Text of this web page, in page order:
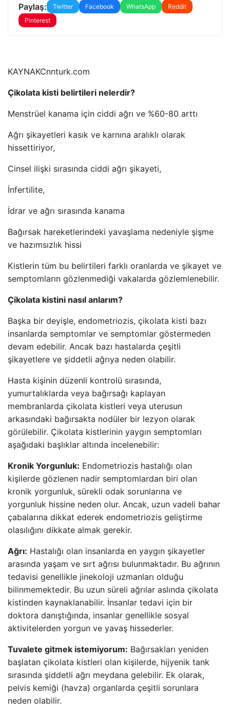
Paylaş: Twitter Facebook WhatsApp
Reddit
Pinterest
KAYNAKCnnturk.com
Çikolata kisti belirtileri nelerdir?
Menstrüel kanama için ciddi ağrı ve %60-80 arttı
Ağrı şikayetleri kasık ve karnına aralıklı olarak
hissettiriyor,
Cinsel ilişki sırasında ciddi ağrı şikayeti,
İnfertilite,
İdrar ve ağrı sırasında kanama
Bağırsak hareketlerindeki yavaşlama nedeniyle şişme
ve hazımsızlık hissi
Kistlerin tüm bu belirtileri farklı oranlarda ve şikayet ve
semptomların gözlenmediği vakalarda gözlemlenebilir.
Çikolata kistini nasıl anlarım?
Başka bir deyişle, endometriozis, çikolata kisti bazı
insanlarda semptomlar ve semptomlar göstermeden
devam edebilir. Ancak bazı hastalarda çeşitli
şikayetlere ve şiddetli ağrıya neden olabilir.
Hasta kişinin düzenli kontrolü sırasında,
yumurtalıklarda veya bağırsağı kaplayan
membranlarda çikolata kistleri veya uterusun
arkasındaki bağırsakta nodüler bir lezyon olarak
görülebilir. Çikolata kistlerinin yaygın semptomları
aşağıdaki başlıklar altında incelenebilir:
Kronik Yorgunluk: Endometriozis hastalığı olan
kişilerde gözlenen nadir semptomlardan biri olan
kronik yorgunluk, sürekli odak sorunlarına ve
yorgunluk hissine neden olur. Ancak, uzun vadeli bahar
çabalarına dikkat ederek endometriozis geliştirme
olasılığını dikkate almak gerekir.
Ağrı: Hastalığı olan insanlarda en yaygın şikayetler
arasında yaşam ve sırt ağrısı bulunmaktadır. Bu ağrının
tedavisi genellikle jinekoloji uzmanları olduğu
bilinmemektedir. Bu uzun süreli ağrılar aslında çikolata
kistinden kaynaklanabilir. İnsanlar tedavi için bir
doktora danıştığında, insanlar genellikle sosyal
aktivitelerden yorgun ve yavaş hissederler.
Tuvalete gitmek istemiyorum: Bağırsakları yeniden
başlatan çikolata kistleri olan kişilerde, hijyenik tank
sırasında şiddetli ağrı meydana gelebilir. Ek olarak,
pelvis kemiği (havza) organlarda çeşitli sorunlara
neden olabilir.